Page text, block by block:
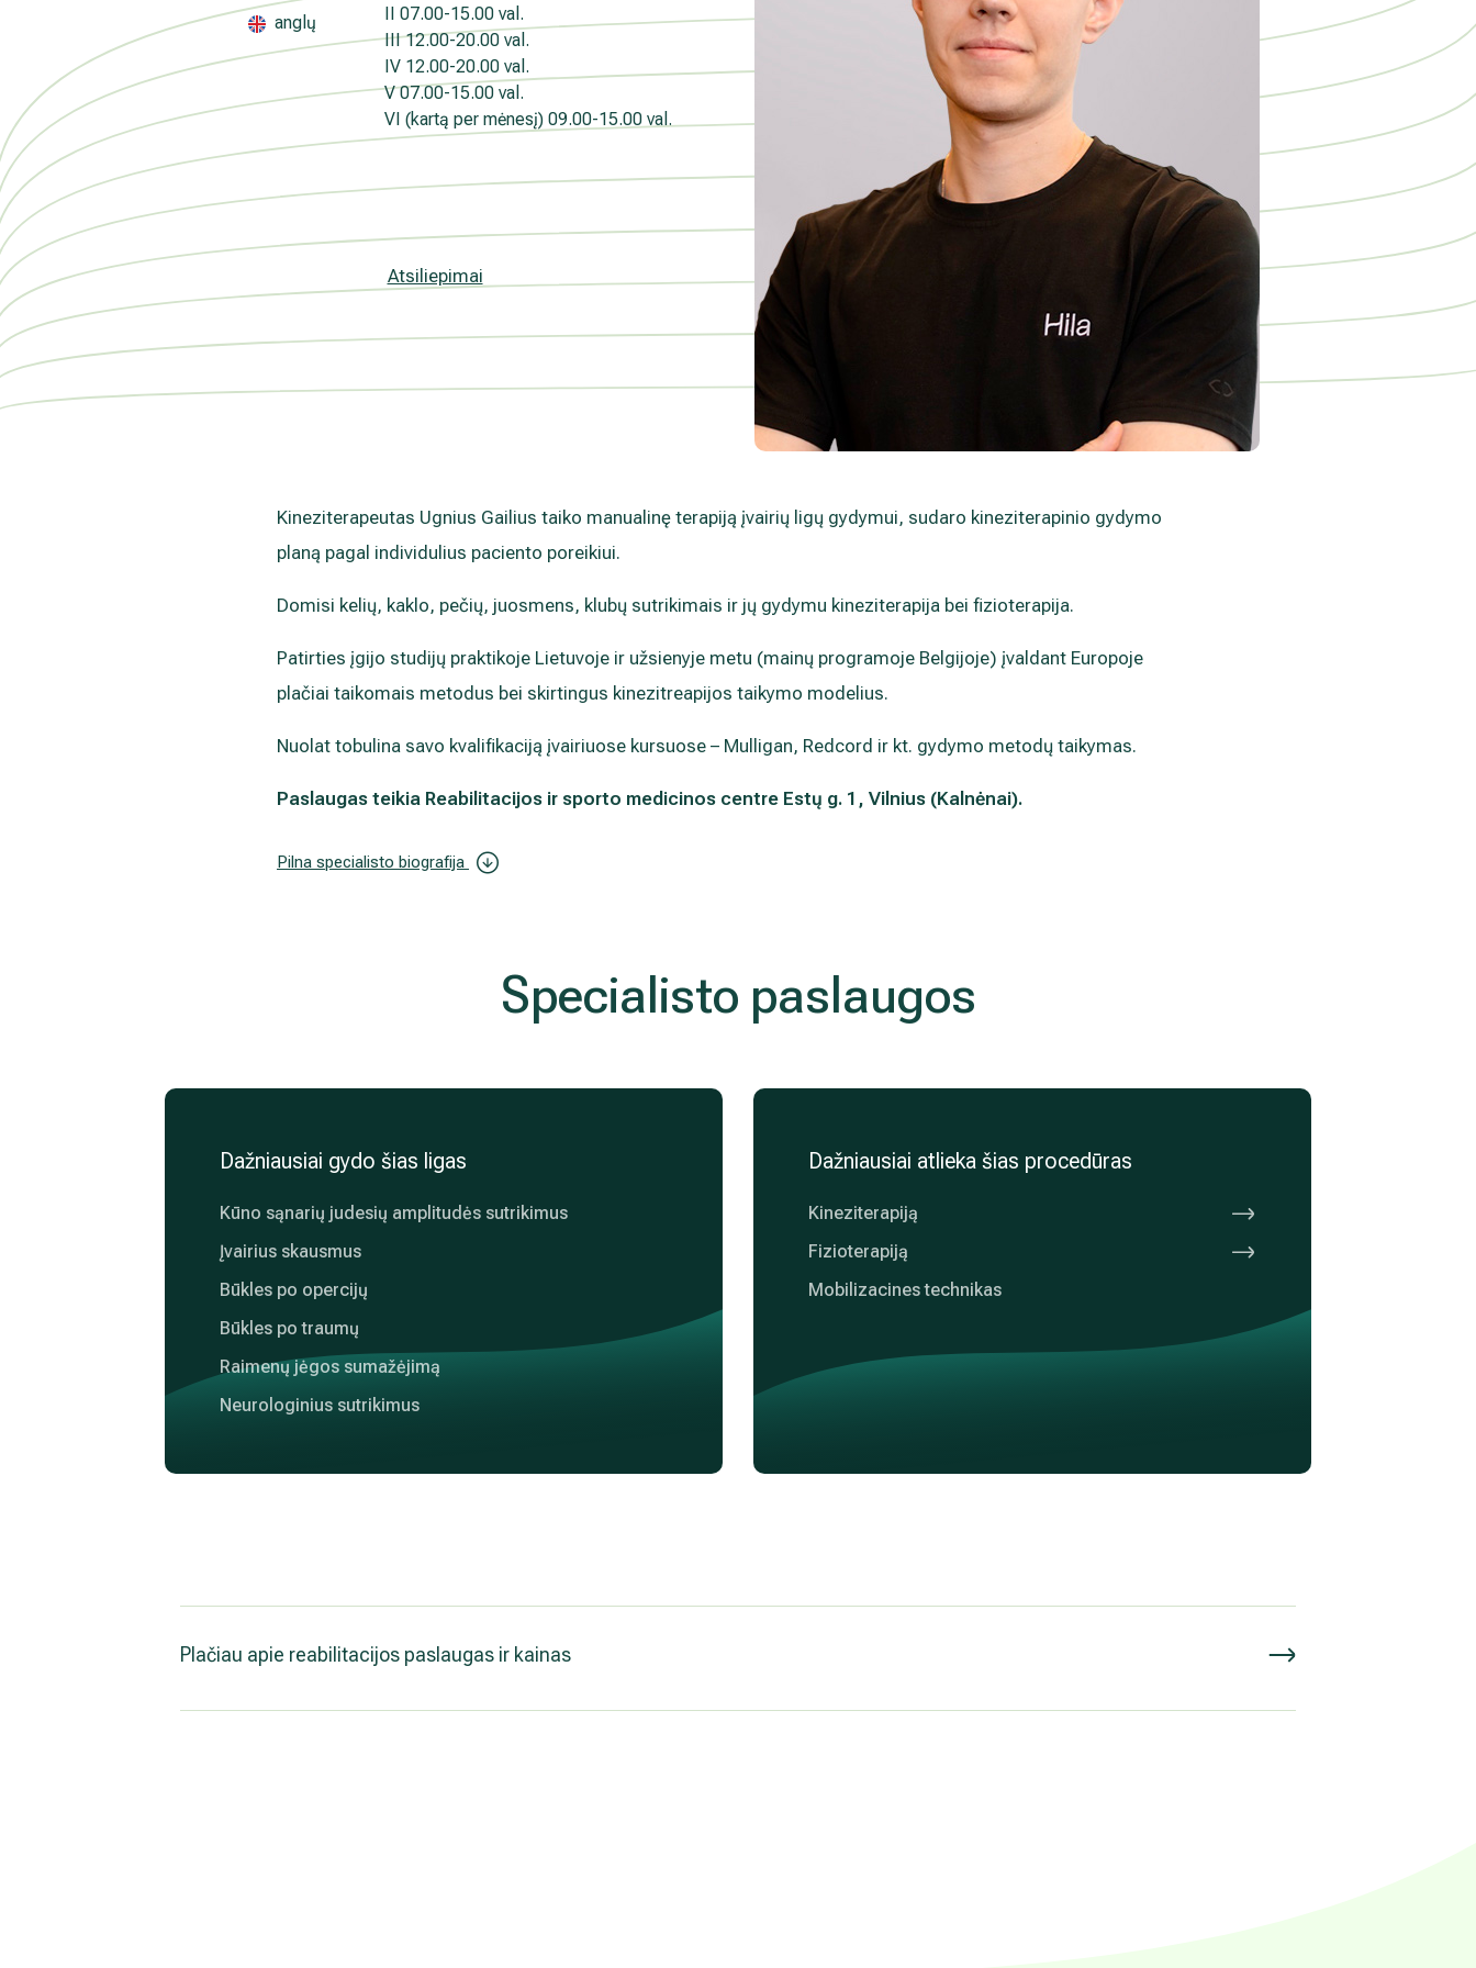
anglų
II 07.00-15.00 val.
III12.00-20.00 val.
IV 12.00-20.00 val.
V07.00-15.00 val.
VI (kartą per mėnesį) 09.00-15.00 val.
Atsiliepimai
Kineziterapeutas Ugnius Gailius taiko manualinę terapiją įvairių ligų gydymui, sudaro kineziterapinio gydymo
planą pagal individulius paciento poreikiui.
Domisi kelių, kaklo, pečių, juosmens, klubų sutrikimais ir jų gydymu kineziterapija bei fizioterapija.
Patirties įgijo studijų praktikoje Lietuvoje ir užsienyje metu (mainų programoje Belgijoje) įvaldant Europoje
plačiai taikomais metodus bei skirtingus kinezitreapijos taikymo modelius.
Nuolat tobulina savo kvalifikaciją įvairiuose kursuose – Mulligan, Redcord ir kt. gydymo metodų taikymas.
Paslaugas teikia Reabilitacijos ir sporto medicinos centre Estų g. 1, Vilnius (Kalnėnai).
Pilna specialisto biografija
Specialisto paslaugos
Dažniausiai gydo šias ligas
Kūno sąnarių judesių amplitudės sutrikimus
Įvairius skausmus
Būkles po opercijų
Būkles po traumų
Raimenų jėgos sumažėjimą
Neurologinius sutrikimus
Dažniausiai atlieka šias procedūras
Kineziterapiją
Fizioterapiją
Mobilizacines technikas
Plačiau apie reabilitacijos paslaugas ir kainas
kada atšauktas, paspaudus kiekvieno naujienlaiškio pabaigoje esančią nuorodą
„Atsisakyti prenumeratos". Plačiau apie asmens duomenų tvarkymą skaitykite
PRIVATUMO POLITIKOJE